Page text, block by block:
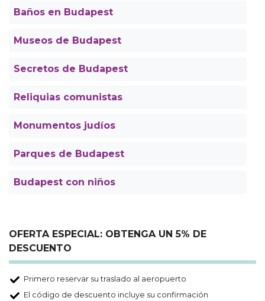
Baños en Budapest
Museos de Budapest
Secretos de Budapest
Reliquias comunistas
Monumentos judíos
Parques de Budapest
Budapest con niños
OFERTA ESPECIAL: OBTENGA UN 5% DE
DESCUENTO
Primero reservar su traslado al aeropuerto
El código de descuento incluye su confirmación